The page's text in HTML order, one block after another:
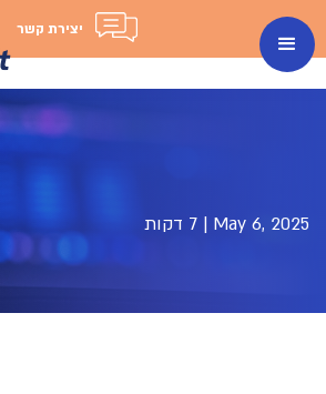
יצירת קשר
May 6, 2025
| 7 דקות